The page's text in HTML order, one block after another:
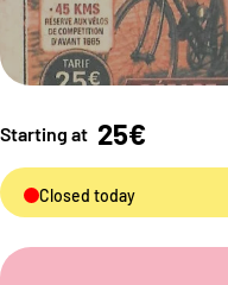
Starting at 25€
Closed today